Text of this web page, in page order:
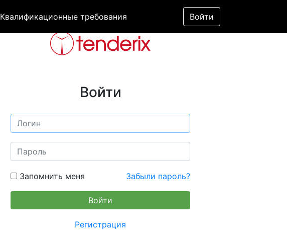
Квалификационные требования Войти
Войти
Запомнить меня Забыли пароль?
Регистрация